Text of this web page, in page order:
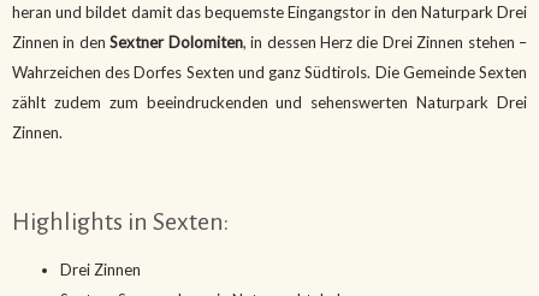
heran und bildet damit das bequemste Eingangstor in den Naturpark Drei
Zinnen in denSextner Dolomiten, in dessen Herz die Drei Zinnen stehen –
Wahrzeichen des Dorfes Sexten und ganz Südtirols. Die Gemeinde Sexten
zählt zudem zum beeindruckenden und sehenswerten Naturpark Drei
Zinnen.
Highlights in Sexten:
Drei Zinnen